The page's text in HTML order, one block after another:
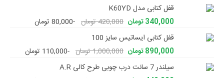
قفل کتابی مدل K60YD
340,000 تومان
420,000 تومان
-80,000 تومان
قفل کتابی ایساتیس سایز 100
890,000 تومان
1,000,000 تومان
-110,000 تومان
سیلندر 7 سانت درب چوبی طرح کالی A.R